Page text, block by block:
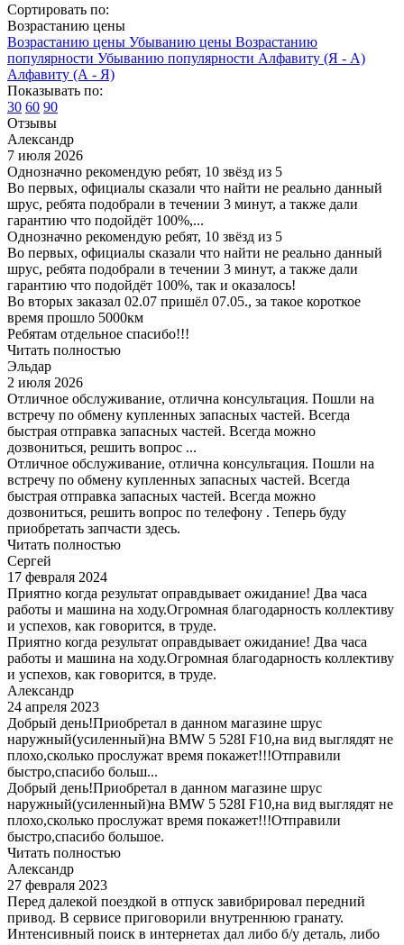
Сортировать по:
Возрастанию цены
Возрастанию цены Убыванию цены Возрастанию
популярности Убыванию популярности Алфавиту (Я - А)
Алфавиту (А - Я)
Показывать по:
30 60 90
Отзывы
Александр
7 июля 2026
Однозначно рекомендую ребят, 10 звёзд из 5
Во первых, официалы сказали что найти не реально данный
шрус, ребята подобрали в течении 3 минут, а также дали
гарантию что подойдёт 100%,...
Однозначно рекомендую ребят, 10 звёзд из 5
Во первых, официалы сказали что найти не реально данный
шрус, ребята подобрали в течении 3 минут, а также дали
гарантию что подойдёт 100%, так и оказалось!
Во вторых заказал 02.07 пришёл 07.05., за такое короткое
время прошло 5000км
Ребятам отдельное спасибо!!!
Читать полностью
Эльдар
2 июля 2026
Отличное обслуживание, отлична консультация. Пошли на
встречу по обмену купленных запасных частей. Всегда
быстрая отправка запасных частей. Всегда можно
дозвониться, решить вопрос ...
Отличное обслуживание, отлична консультация. Пошли на
встречу по обмену купленных запасных частей. Всегда
быстрая отправка запасных частей. Всегда можно
дозвониться, решить вопрос по телефону . Теперь буду
приобретать запчасти здесь.
Читать полностью
Сергей
17 февраля 2024
Приятно когда результат оправдывает ожидание! Два часа
работы и машина на ходу.Огромная благодарность коллективу
и успехов, как говорится, в труде.
Приятно когда результат оправдывает ожидание! Два часа
работы и машина на ходу.Огромная благодарность коллективу
и успехов, как говорится, в труде.
Александр
24 апреля 2023
Добрый день!Приобретал в данном магазине шрус
наружный(усиленный)на BMW 5 528I F10,на вид выглядят не
плохо,сколько прослужат время покажет!!!Отправили
быстро,спасибо больш...
Добрый день!Приобретал в данном магазине шрус
наружный(усиленный)на BMW 5 528I F10,на вид выглядят не
плохо,сколько прослужат время покажет!!!Отправили
быстро,спасибо большое.
Читать полностью
Александр
27 февраля 2023
Перед далекой поездкой в отпуск завибрировал передний
привод. В сервисе приговорили внутреннюю гранату.
Интенсивный поиск в интернетах дал либо б/у деталь, либо